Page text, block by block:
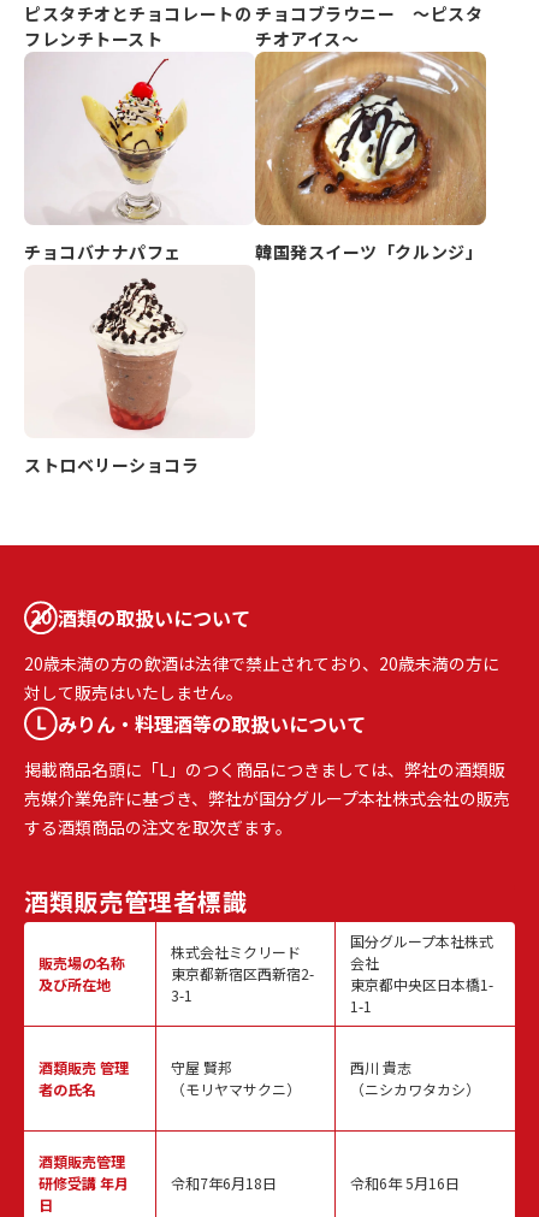
ピスタチオとチョコレートの
フレンチトースト
チョコブラウニー ～ピスタ
チオアイス～
チョコバナナパフェ 韓国発スイーツ「クルンジ」
ストロベリーショコラ
酒類の取扱いについて
20歳未満の方の飲酒は法律で禁止されており、20歳未満の方に
対して販売はいたしません。
みりん・料理酒等の取扱いについて
掲載商品名頭に「L」のつく商品につきましては、弊社の酒類販
売媒介業免許に基づき、弊社が国分グループ本社株式会社の販売
する酒類商品の注文を取次ぎます。
酒類販売管理者標識
販売場の名称
及び所在地
酒類販売管理
者の氏名
酒類販売管理
研修受講 年月
日
株式会社ミクリード
東京都新宿区西新宿2-
3-1
守屋 賢邦
（モリヤマサクニ）
令和7年6月18日
国分グループ本社株式
会社
東京都中央区日本橋1-
1-1
西川 貴志
（ニシカワタカシ）
令和6年 5月16日